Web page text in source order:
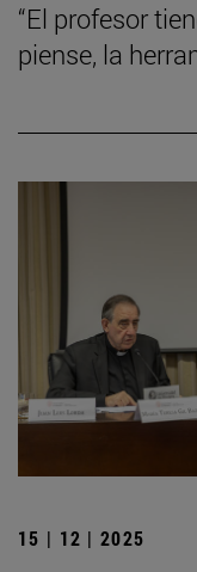
“El profesor
piense, la
15 | 12 | 2025